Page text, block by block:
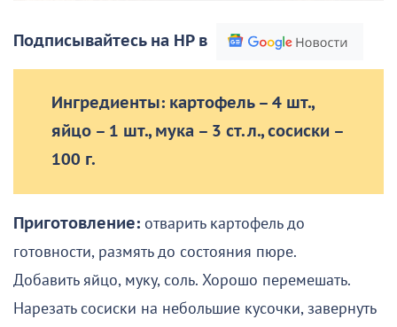
Подписывайтесь на НР в
Ингредиенты: картофель – 4 шт.,
яйцо – 1 шт., мука – 3 ст. л., сосиски –
100 г.
Приготовление: отварить картофель до
готовности, размять до состояния пюре.
Добавить яйцо, муку, соль. Хорошо перемешать.
Нарезать сосиски на небольшие кусочки, завернуть